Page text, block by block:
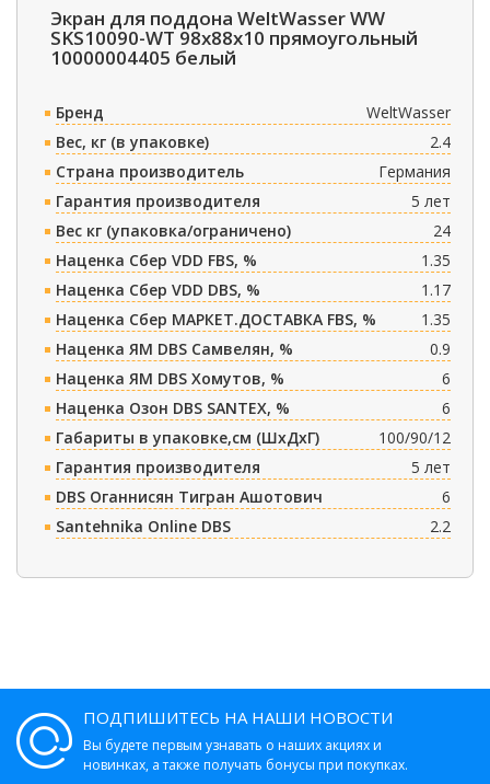
Экран для поддона WeltWasser WW
SKS10090-WT 98х88х10 прямоугольный
10000004405 белый
Бренд
WeltWasser
Вес, кг (в упаковке)
2.4
Страна производитель
Германия
Гарантия производителя
5 лет
Вес кг (упаковка/ограничено)
24
Наценка Сбер VDD FBS, %
1.35
Наценка Сбер VDD DBS, %
1.17
Наценка Сбер МАРКЕТ.ДОСТАВКА FBS, %
1.35
Наценка ЯМ DBS Самвелян, %
0.9
Наценка ЯМ DBS Хомутов, %
6
Наценка Озон DBS SANTEX, %
6
Габариты в упаковке,см (ШxДxГ)
100/90/12
Гарантия производителя
5 лет
DBS Оганнисян Тигран Ашотович
6
Santehnika Online DBS
2.2
ПОДПИШИТЕСЬ НА НАШИ НОВОСТИ
Вы будете первым узнавать о наших акциях и
новинках, а также получать бонусы при покупках.